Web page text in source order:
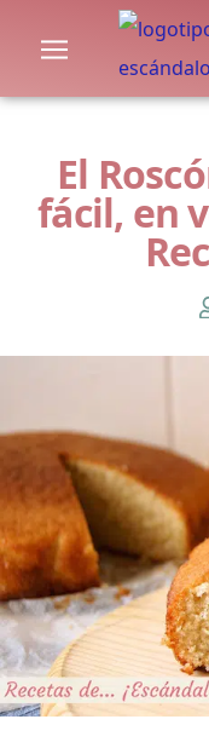
El
fácil, en